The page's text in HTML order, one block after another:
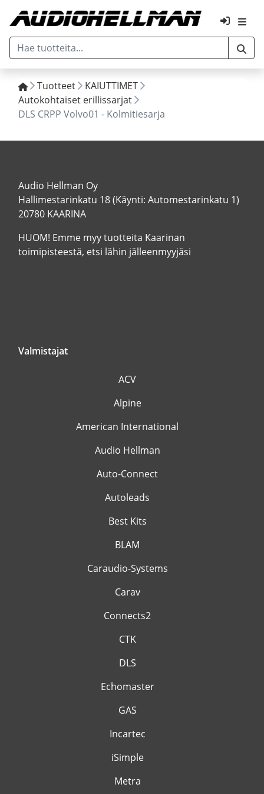
Tuotteet
KAIUTTIMET
Autokohtaiset erillissarjat
DLS CRPP Volvo01 - Kolmitiesarja
Audio Hellman Oy
Hallimestarinkatu 18 (Käynti: Automestarinkatu 1)
20780 KAARINA
HUOM! Emme myy tuotteita Kaarinan
toimipisteestä, etsi lähin jälleenmyyjäsi
Valmistajat
ACV
Alpine
American International
Audio Hellman
Auto-Connect
Autoleads
Best Kits
BLAM
Caraudio-Systems
Carav
Connects2
CTK
DLS
Echomaster
GAS
Incartec
iSimple
Metra